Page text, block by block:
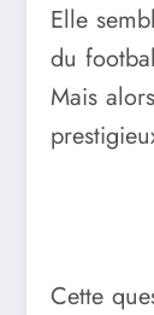
Elle
du
Mais
Cette